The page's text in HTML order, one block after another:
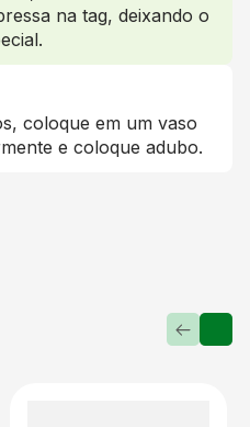
na tag, deixando o
coloque em um vaso
e coloque adubo.